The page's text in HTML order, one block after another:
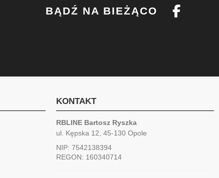
BĄDŹ NA BIEŻĄCO
KONTAKT
RBLINE Bartosz Ryszka
ul. Kępska 12, 45-130 Opole
NIP: 7542138394
REGON: 160340714